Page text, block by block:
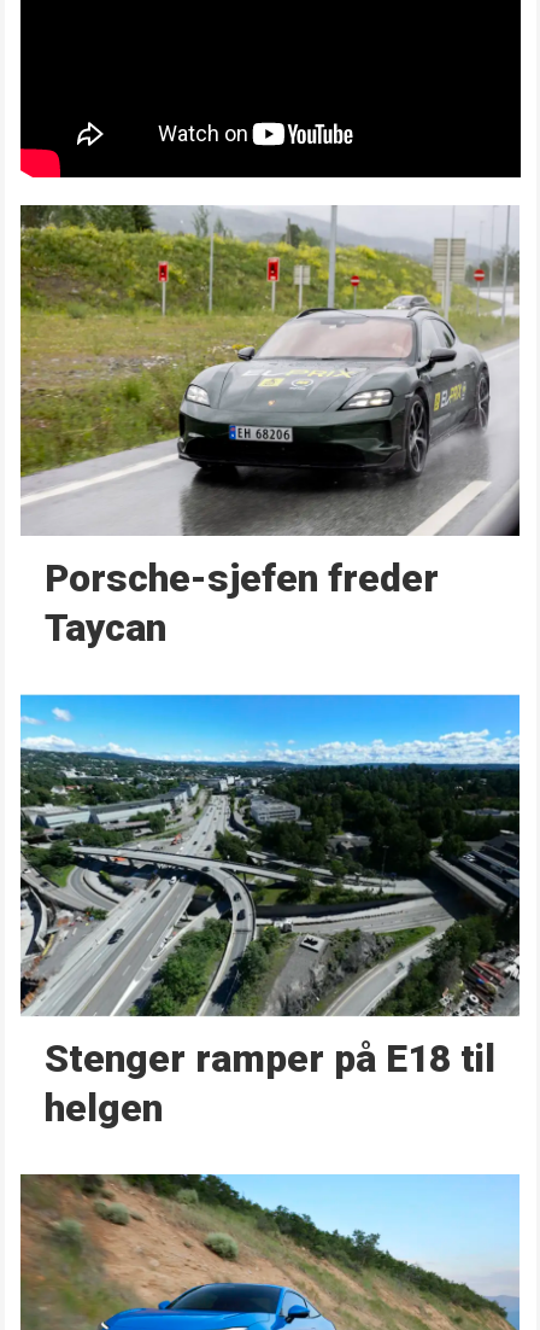
Porsche-sjefen freder
Taycan
Stenger ramper på E18 til
helgen